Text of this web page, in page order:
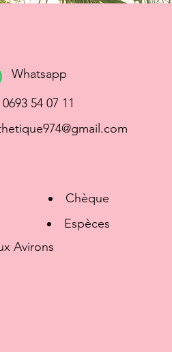
Whatsapp
54 07 11
Chèque
Espèces
Avirons